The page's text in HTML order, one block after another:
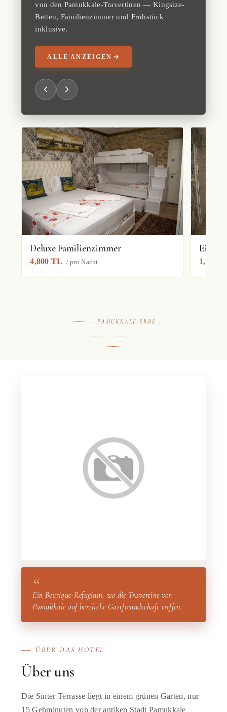
von den Pamukkale-Travertinen — Kingsize-
Betten, Familienzimmer und Frühstück
inklusive.
ALLE ANZEIGEN
Deluxe Familienzimmer
4,800 TL / pro Nacht 1,500
· PAMUKKALE-ERBE ·
“
Ein Boutique-Refugium, wo die Travertine von
Pamukkale auf herzliche Gastfreundschaft treffen.
ÜBER DAS HOTEL
Über uns
Die Sinter Terrasse liegt in einem grünen Garten, nur
15 Gehminuten von der antiken Stadt Pamukkale